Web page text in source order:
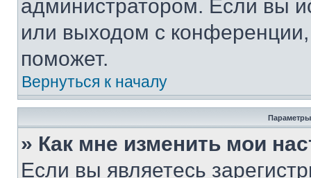
администратором. Если вы
или выходом с
поможет.
Вернуться к началу
Параметры
» Как мне изменить мои
Если вы являетесь